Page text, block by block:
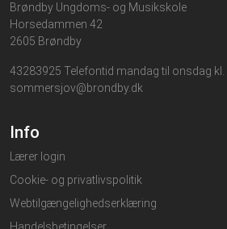
Brøndby Ungdoms- og Musikskole
Horsedammen 42
2605 Brøndby
43283925 Telefontid mandag til onsdag kl.
sommersjov@brondby.dk
Info
Lærer login
Cookie- og privatlivspolitik
Webtilgængelighedserklæring